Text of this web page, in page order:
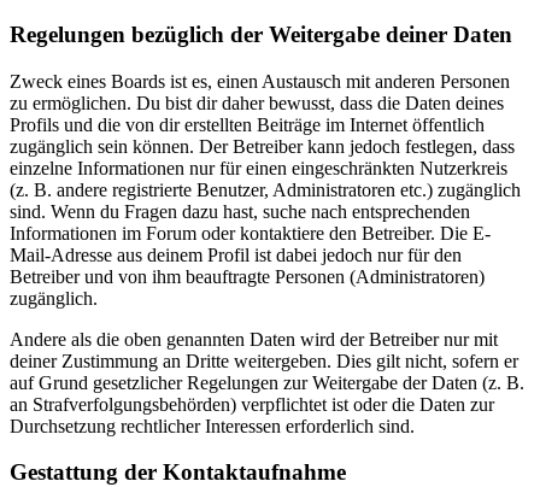
Regelungen bezüglich der Weitergabe deiner Daten
Zweck eines Boards ist es, einen Austausch mit anderen Personen
zu ermöglichen. Du bist dir daher bewusst, dass die Daten deines
Profils und die von dir erstellten Beiträge im Internet öffentlich
zugänglich sein können. Der Betreiber kann jedoch festlegen, dass
einzelne Informationen nur für einen eingeschränkten Nutzerkreis
(z. B. andere registrierte Benutzer, Administratoren etc.) zugänglich
sind. Wenn du Fragen dazu hast, suche nach entsprechenden
Informationen im Forum oder kontaktiere den Betreiber. Die E-
Mail-Adresse aus deinem Profil ist dabei jedoch nur für den
Betreiber und von ihm beauftragte Personen (Administratoren)
zugänglich.
Andere als die oben genannten Daten wird der Betreiber nur mit
deiner Zustimmung an Dritte weitergeben. Dies gilt nicht, sofern er
auf Grund gesetzlicher Regelungen zur Weitergabe der Daten (z. B.
an Strafverfolgungsbehörden) verpflichtet ist oder die Daten zur
Durchsetzung rechtlicher Interessen erforderlich sind.
Gestattung der Kontaktaufnahme